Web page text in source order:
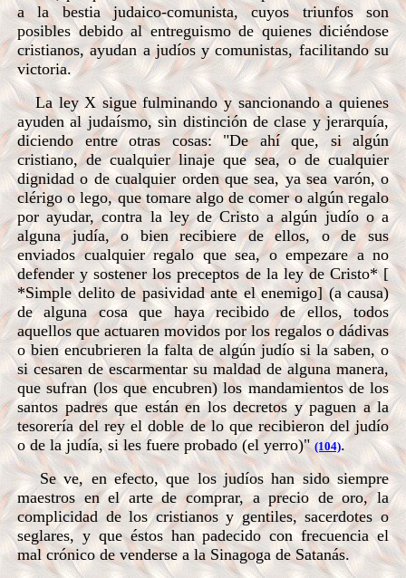
a la bestia judaico-comunista, cuyos triunfos son
posibles debido al entreguismo de quienes diciéndose
cristianos, ayudan a judíos y comunistas, facilitando su
victoria.
La ley X sigue fulminando y sancionando a quienes
ayuden al judaísmo, sin distinción de clase y jerarquía,
diciendo entre otras cosas: "De ahí que, si algún
cristiano, de cualquier linaje que sea, o de cualquier
dignidad o de cualquier orden que sea, ya sea varón, o
clérigo o lego, que tomare algo de comer o algún regalo
por ayudar, contra la ley de Cristo a algún judío o a
alguna judía, o bien recibiere de ellos, o de sus
enviados cualquier regalo que sea, o empezare a no
defender y sostener los preceptos de la ley de Cristo* [
*Simple delito de pasividad ante el enemigo] (a causa)
de alguna cosa que haya recibido de ellos, todos
aquellos que actuaren movidos por los regalos o dádivas
o bien encubrieren la falta de algún judío si la saben, o
si cesaren de escarmentar su maldad de alguna manera,
que sufran (los que encubren) los mandamientos de los
santos padres que están en los decretos y paguen a la
tesorería del rey el doble de lo que recibieron del judío
o de la judía, si les fuere probado (el yerro)"(104).
Se ve, en efecto, que los judíos han sido siempre
maestros en el arte de comprar, a precio de oro, la
complicidad de los cristianos y gentiles, sacerdotes o
seglares, y que éstos han padecido con frecuencia el
mal crónico de venderse a la Sinagoga de Satanás.